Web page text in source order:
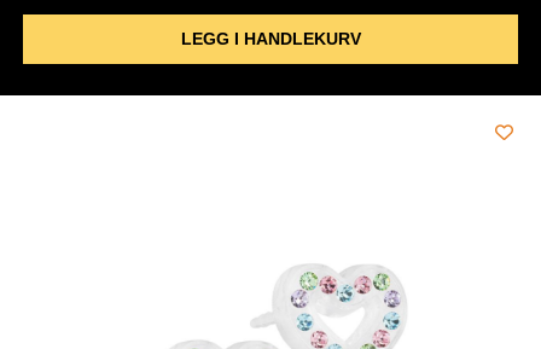
LEGG I HANDLEKURV